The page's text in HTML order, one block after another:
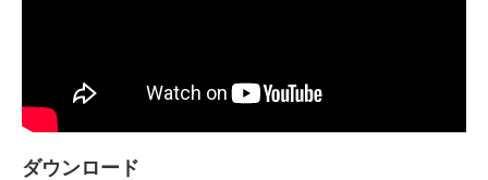
ダウンロード